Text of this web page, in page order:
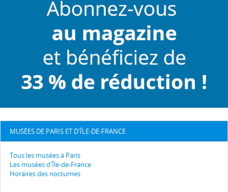
MUSÉES DE PARIS ET D'ÎLE-DE-FRANCE
Tous les musées à Paris
Les musées d'Île-de-France
Horaires des nocturnes